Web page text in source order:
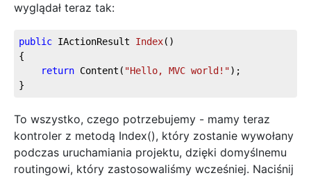
wyglądał teraz tak:
public IActionResult Index( )
{
return Content( "Hello, MVC world!");
}
To wszystko, czego potrzebujemy - mamy teraz
kontroler z metodą Index(), który zostanie wywołany
podczas uruchamiania projektu, dzięki domyślnemu
routingowi, który zastosowaliśmy wcześniej. Naciśnij